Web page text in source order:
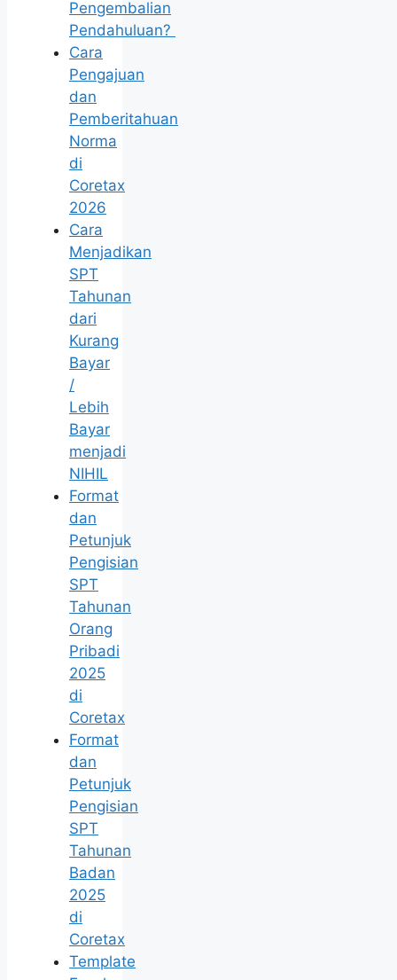
Pengembalian
Pendahuluan?
Cara
Pengajuan
dan
Pemberitahuan
Norma
di
Coretax
2026
Cara
Menjadikan
SPT
Tahunan
dari
Kurang
Bayar
/
Lebih
Bayar
menjadi
NIHIL
Format
dan
Petunjuk
Pengisian
SPT
Tahunan
Orang
Pribadi
2025
di
Coretax
Format
dan
Petunjuk
Pengisian
SPT
Tahunan
Badan
2025
di
Coretax
Template